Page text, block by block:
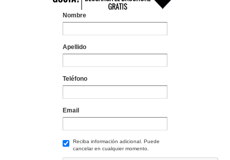
Nombre
Apellido
Teléfono
Email
Reciba información adicional. Puede
cancelar en cualquier momento.